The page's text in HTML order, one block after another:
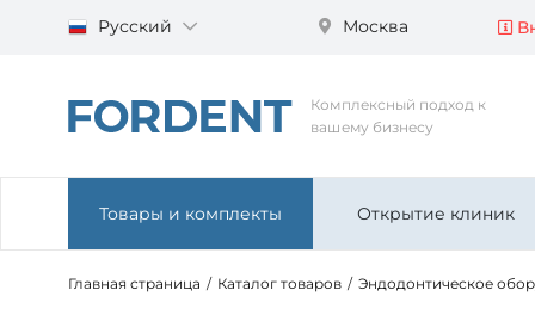
Русский Москва
Комплексный подход к
вашему бизнесу
Товары и комплекты Открытие клиник
Главная страница / Каталог товаров / Эндодонтическое